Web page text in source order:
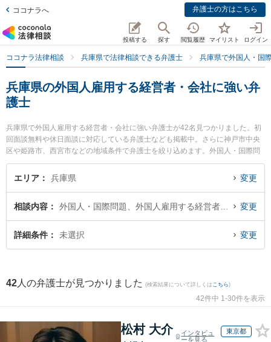
ココナラへ 弁護士の方はこちら
投稿する 探す 閲覧履歴 マイリスト ログイン
ココナラ法律相談 兵庫県で法律相談できる弁護士 兵庫県で外国人・国
兵庫県の外国人雇用する経営者・会社に強い弁
護士
兵庫県で外国人雇用する経営者・会社に強い弁護士が42名見つかりました。初
回面談無料や休日面談に対応している弁護士なども掲載中。さらに神戸市中央
区や姫路市、西宮市などの地域条件で弁護士を絞り込めます。外国人・国際問
題に関係する国際離婚やハーグ条約、国際結婚等の細かな分野での絞り込み検
索もでき便利です。特に天野・上垣法律会計事務所の上垣 孝俊弁護士や姫路総
に発生した外国人雇用する経営者・会社のトラブルを今すぐに弁護士に相談し
たい』『外国人雇用する経営者・会社のトラブル解決の実績豊富な近くの弁護
士を検索したい』『初回相談無料で外国人雇用する経営者・会社を法律相談で
エリア 兵庫県 変更
相談内容 変更
詳細条件 未選択 変更
42 人の弁護士が見つかりました (検索結果について詳しくは こちら)
42件中 1-30件を表示
松村 大介
インタビュ
ーを見る
東京都